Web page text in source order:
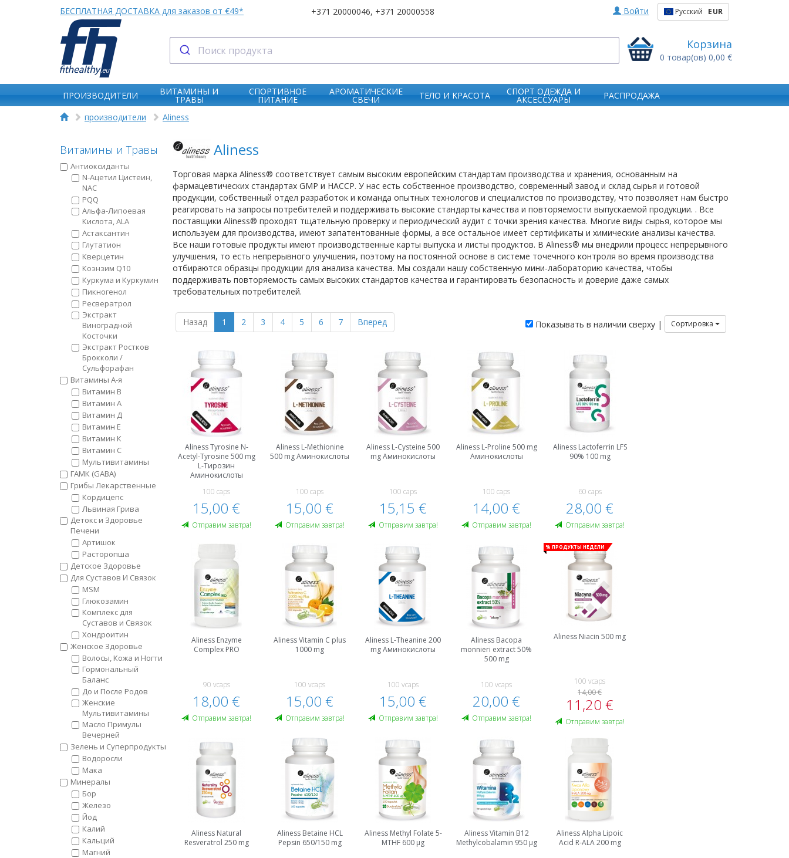
БЕСПЛАТНАЯ ДОСТАВКА для заказов от €49* +371 20000046, +371 20000558 Войти Русский EUR
Корзина
0 товар(ов) 0,00 €
ПРОИЗВОДИТЕЛИ ВИТАМИНЫ И
ТРАВЫ
СПОРТИВНОЕ
ПИТАНИЕ
АРОМАТИЧЕСКИЕ
СВЕЧИ ТЕЛО И KРАСОТА СПОРТ ОДЕЖДА И
АКСЕССУАРЫ
РАСПРОДАЖА
производители
Aliness
Витамины и Травы
Антиоксиданты
N-Ацетил Цистеин,
NAC
PQQ
Альфа-Липоевая
Кислота, ALA
Астаксантин
Глутатион
Кверцетин
Коэнзим Q10
Куркума и Куркумин
Пикногенол
Ресвератрол
Экстракт
Bиноградной
Kосточки
Экстракт Ростков
Брокколи /
Сульфорафан
Витамины А-я
Витамин B
Витамин А
Витамин Д
Витамин Е
Витамин К
Витамин С
Мультивитамины
ГАМК (GABA)
Грибы Лекарственные
Кордицепс
Львиная Грива
Детокс и Здоровье
Печени
Артишок
Расторопша
Детское Здоровье
Для Суставов И Связок
MSM
Глюкозамин
Комплекс для
Суставов и Связок
Хондроитин
Женское Здоровье
Волосы, Кожа и Ногти
Гормональный
Баланс
До и После Родов
Женские
Мультивитамины
Масло Примулы
Вечерней
Зелень и Суперпродукты
Водоросли
Мака
Минералы
Бор
Железо
Йод
Калий
Кальций
Магний
Aliness
Торговая марка Aliness® соответствует самым высоким европейским стандартам производства и хранения, основанным на
фармацевтических стандартах GMP и HACCP. У нас есть собственное производство, современный завод и склад сырья и готовой
продукции, собственный отдел разработок и команда опытных технологов и специалистов по производству, что позволяет нам быстро
реагировать на запросы потребителей и поддерживать высокие стандарты качества и повторяемости выпускаемой продукции. . Все
поставщики Aliness® проходят тщательную проверку и периодический аудит с точки зрения качества. Многие виды сырья, которое мы
используем для производства, имеют запатентованные формы, а все остальное имеет сертификаты и химические анализы качества.
Все наши готовые продукты имеют производственные карты выпуска и листы продуктов. В Aliness® мы внедрили процесс непрерывного
улучшения, то есть непрерывного улучшения, поэтому на постоянной основе в системе точечного контроля во время производства
отбираются образцы продукции для анализа качества. Мы создали нашу собственную мини-лабораторию качества, чтобы
поддерживать повторяемость самых высоких стандартов качества и гарантировать безопасность и доверие даже самых
требовательных потребителей.
Назад 1 2 3 4 5 6 7 Вперед Показывать в наличии сверху | Сортировка
Aliness Tyrosine N-
Acetyl-Tyrosine 500 mg
L-Тирозин
Аминокислоты
100 caps
15,00 €
Oтправим завтра!
Aliness L-Methionine
500 mg Аминокислоты
100 caps
15,00 €
Oтправим завтра!
Aliness L-Cysteine 500
mg Аминокислоты
100 caps
15,15 €
Oтправим завтра!
Aliness L-Proline 500 mg
Аминокислоты
100 caps
14,00 €
Oтправим завтра!
Aliness Lactoferrin LFS
90% 100 mg
60 caps
28,00 €
Oтправим завтра!
Aliness Enzyme
Complex PRO
90 vcaps
18,00 €
Oтправим завтра!
Aliness Vitamin C plus
1000 mg
100 vcaps
15,00 €
Oтправим завтра!
Aliness L-Theanine 200
mg Аминокислоты
100 vcaps
15,00 €
Oтправим завтра!
Aliness Bacopa
monnieri extract 50%
500 mg
100 vcaps
20,00 €
Oтправим завтра!
% Продукты недели
Aliness Niacin 500 mg
100 vcaps
14,00 €
11,20 €
Oтправим завтра!
Aliness Natural
Resveratrol 250 mg
Aliness Betaine HCL
Pepsin 650/150 mg
Aliness Methyl Folate 5-
MTHF 600 µg
Aliness Vitamin B12
Methylcobalamin 950 µg
Aliness Alpha Lipoic
Acid R-ALA 200 mg